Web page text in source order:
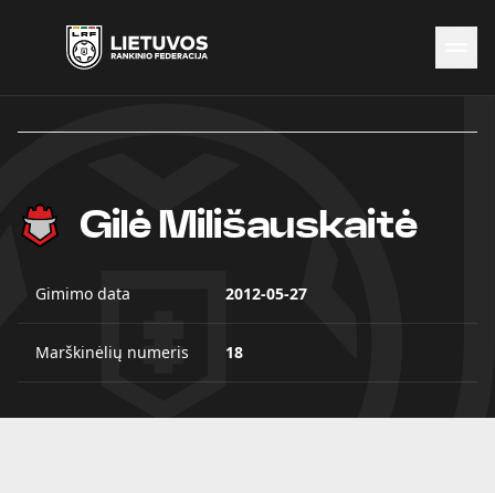
Naujienos
Čempionatai
KontaktaiGilė Milišauskaitė
Gimimo data 2012-05-27
Marškinėlių numeris 18